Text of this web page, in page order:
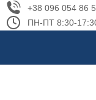
+38 096 054 86
ПН-ПТ 8:30-